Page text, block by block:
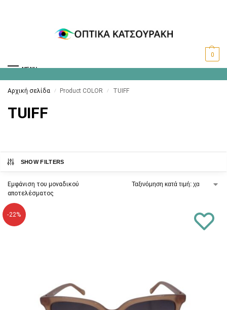
MENU
0
Αρχική σελίδα / Product COLOR / TUIFF
TUIFF
SHOW FILTERS
Εμφάνιση του μοναδικού
αποτελέσματος
-22%